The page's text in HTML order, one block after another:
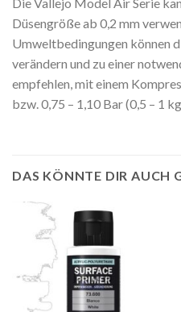
Düsengröße ab 0,2 mm
Umweltbedingungen können
verändern und zu einer
empfehlen, mit einem
bzw. 0,75 – 1,10 Bar (0,5 – 1
DAS KÖNNTE DIR AUCH